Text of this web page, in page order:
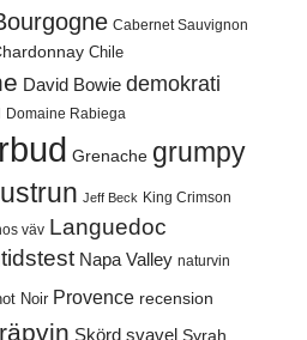
Cabernet Sauvignon
Chile
David Bowie demokrati
Domaine Rabiega
Grenache grumpy
Jeff Beck King Crimson
väv Languedoc
Napa Valley naturvin
Noir Provence recension
Skörd svavel Syrah